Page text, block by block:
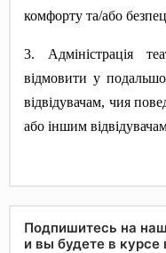
комфорту та/або
3. Адміністрація
відмовити у
відвідувачам, чия
або іншим
Подпишитесь на
и вы будете в курсе